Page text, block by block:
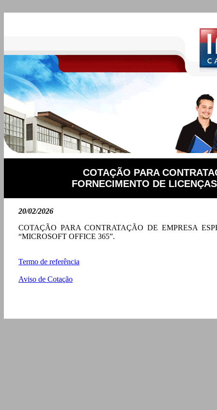
COTAÇÃO PARA
FORNECIMENTO DE
20/02/2026
COTAÇÃO PARA CONTRATAÇÃO DE EMPRESA
“MICROSOFT OFFICE 365”.
Termo de referência
Aviso de Cotação